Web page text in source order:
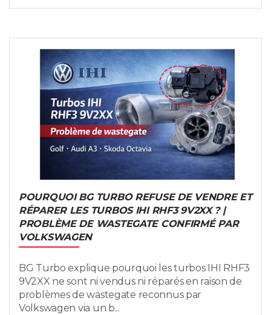
POURQUOI BG TURBO REFUSE DE VENDRE ET
RÉPARER LES TURBOS IHI RHF3 9V2XX ? |
PROBLÈME DE WASTEGATE CONFIRMÉ PAR
VOLKSWAGEN
BG Turbo explique pourquoi les turbos IHI RHF3
9V2XX ne sont ni vendus ni réparés en raison de
problèmes de wastegate reconnus par
Volkswagen via un b...